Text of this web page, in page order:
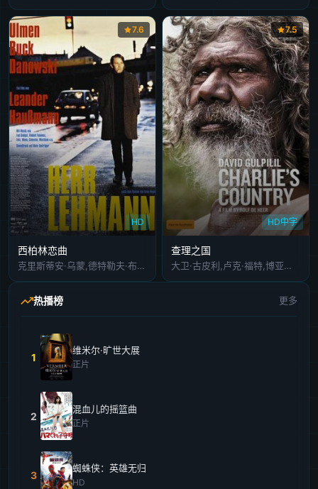
HD
7.6
西柏林恋曲
克里斯蒂安·乌蒙,德特勒夫·布克,卡佳·达诺沃斯基
HD中字
7.5
查理之国
大卫·古皮利,卢克·福特,博亚娜·诺瓦科维奇,加里·思韦特,Peter,Djigirr,Bobby,Bunungurr,Frances,Djulibing,Jennifer,Budukpuduk,Gaykamangu,Minygululu,Ritchie,Singer,Garry,Waddell,J.B.,Williams
热播榜 更多
1
维米尔·旷世大展
正片
2
混血儿的摇篮曲
正片
3
蜘蛛侠：英雄无归
HD